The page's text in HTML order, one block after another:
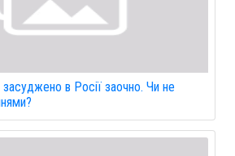
в Росії заочно. Чи не